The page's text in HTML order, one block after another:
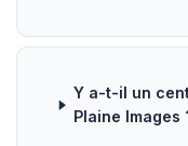
Y a-t-il un
Plaine Images